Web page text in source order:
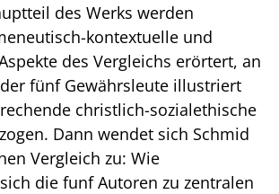
des Werks werden
kontextuelle und
des Vergleichs erörtert, an
fünf Gewährsleute illustriert
christlich-sozialethische
Dann wendet sich Schmid
Vergleich zu: Wie
die funf Autoren zu zentralen